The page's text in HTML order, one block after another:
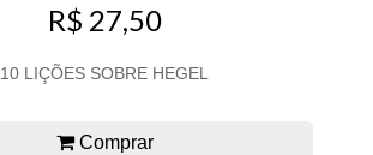
R$ 27,50
10 LIÇÕES SOBRE HEGEL
Comprar